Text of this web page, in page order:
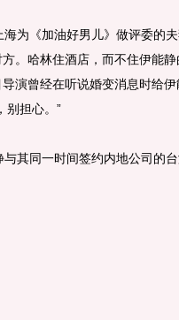
《加油好男儿》做评委的夫
。哈林住酒店，而不住伊能静
演曾经在听说婚变消息时给
别担心。”
同一时间签约内地公司的台